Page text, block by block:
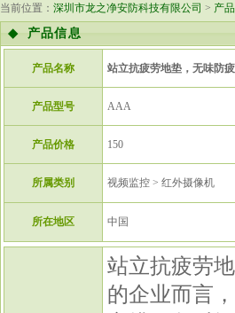
当前位置： 深圳市龙之净安防科技有限公司 > 产
◆ 产品信息
产品名称 站立抗疲劳地垫，无味防
产品型号 AAA
产品价格 150
所属类别 视频监控 > 红外摄像机
所在地区 中国
站立抗疲劳
的企业而言